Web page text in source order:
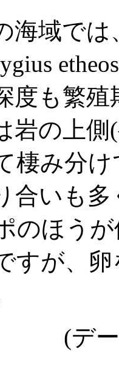
海域で
度も繁
岩の上
棲み分
合いも
のほう
すが、
(デ